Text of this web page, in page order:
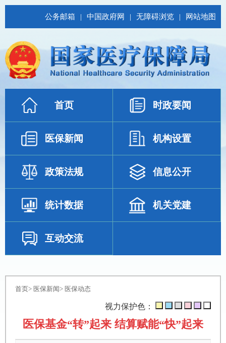
公务邮箱 | 中国政府网 | 无障碍浏览 | 网站地图
首页 时政要闻
医保新闻 机构设置
政策法规 信息公开
统计数据 机关党建
互动交流
首页> 医保新闻> 医保动态
视力保护色：
医保基金“转”起来 结算赋能“快”起来